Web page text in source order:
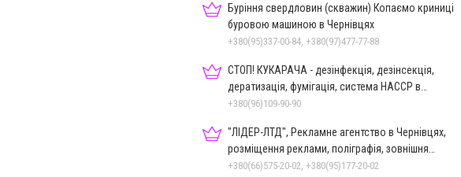
Буріння свердловин (скважин) Копаємо криниці
буровою машиною в Чернівцях
+380(95)337-00-84, +380(97)477-77-88
СТОП! КУКАРАЧА - дезінфекція, дезінсекція,
дератизація, фумігація, система HACCP в
Чернівцях
+380(96)109-90-90
"ЛІДЕР-ЛТД", Рекламне агентство в Чернівцях,
розміщення реклами, поліграфія, зовнішня
реклама
+380(66)575-20-02, +380(95)177-20-02